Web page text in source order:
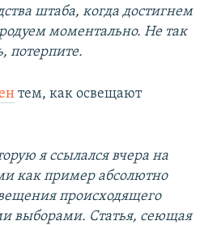
штаба, когда достигнем
моментально. Не так
потерпите.
тем, как освещают
я ссылался вчера на
как пример абсолютно
происходящего
выборами. Статья, сеющая